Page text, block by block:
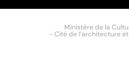
Ministère de la
- Cité de l'architecture